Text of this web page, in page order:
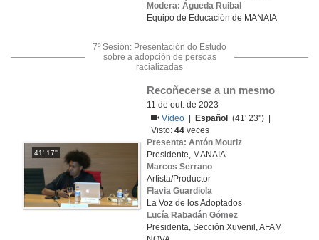
Modera: Águeda Ruibal
Equipo de Educación de MANAIA
7º Sesión: Presentación do Estudo
sobre a adopción de persoas
racializadas
41' 17''
Recoñecerse a un mesmo
11 de out. de 2023
Vídeo
Español
(41' 23'') |
Visto:44 veces
Presenta: Antón Mouriz
Presidente, MANAIA
Marcos Serrano
Artista/Productor
Flavia Guardiola
La Voz de los Adoptados
Lucía Rabadán Gómez
Presidenta, Sección Xuvenil, AFAM